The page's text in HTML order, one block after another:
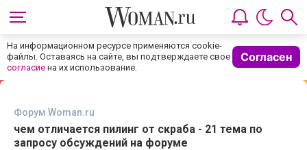
На информационном ресурсе применяются cookie-
файлы. Оставаясь на сайте, вы подтверждаете свое
согласие на их использование.
Согласен
Форум Woman.ru
чем отличается пилинг от скраба - 21 тема по
запросу обсуждений на форуме